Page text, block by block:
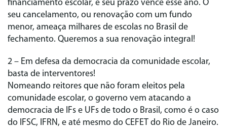
financiamento escolar, e seu prazo vence esse ano. O
seu cancelamento, ou renovação com um fundo
menor, ameaça milhares de escolas no Brasil de
fechamento. Queremos a sua renovação integral!
2 – Em defesa da democracia da comunidade escolar,
basta de interventores!
Nomeando reitores que não foram eleitos pela
comunidade escolar, o governo vem atacando a
democracia de IFs e UFs de todo o Brasil, como é o caso
do IFSC, IFRN, e até mesmo do CEFET do Rio de Janeiro.